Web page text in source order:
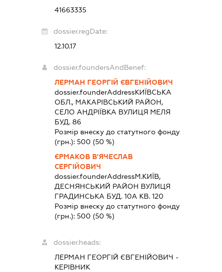
41663335
dossier.regDate:
12.10.17
dossier.foundersAndBenef:
ЛЕРМАН ГЕОРГІЙ ЄВГЕНІЙОВИЧ
dossier.founderAddressКИЇВСЬКА
ОБЛ., МАКАРІВСЬКИЙ РАЙОН,
СЕЛО АНДРІЇВКА ВУЛИЦЯ МЕЛЯ
БУД. 86
Розмір внеску до статутного фонду
(грн.):500 (50 %)
ЄРМАКОВ В'ЯЧЕСЛАВ
СЕРГІЙОВИЧ
dossier.founderAddressМ.КИЇВ,
ДЕСНЯНСЬКИЙ РАЙОН ВУЛИЦЯ
ГРАДИНСЬКА БУД. 10А КВ. 120
Розмір внеску до статутного фонду
(грн.):500 (50 %)
dossier.heads:
ЛЕРМАН ГЕОРГІЙ ЄВГЕНІЙОВИЧ -
КЕРІВНИК